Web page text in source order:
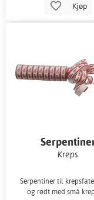
Kjøp
Kreps
Serpentiner til
og rødt med små